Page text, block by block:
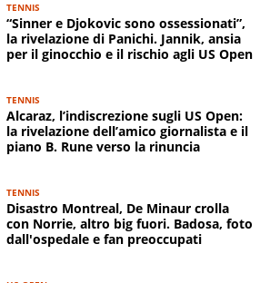
TENNIS
“Sinner e Djokovic sono ossessionati”,
la rivelazione di Panichi. Jannik, ansia
per il ginocchio e il rischio agli US Open
TENNIS
Alcaraz, l’indiscrezione sugli US Open:
la rivelazione dell’amico giornalista e il
piano B. Rune verso la rinuncia
TENNIS
Disastro Montreal, De Minaur crolla
con Norrie, altro big fuori. Badosa, foto
dall'ospedale e fan preoccupati